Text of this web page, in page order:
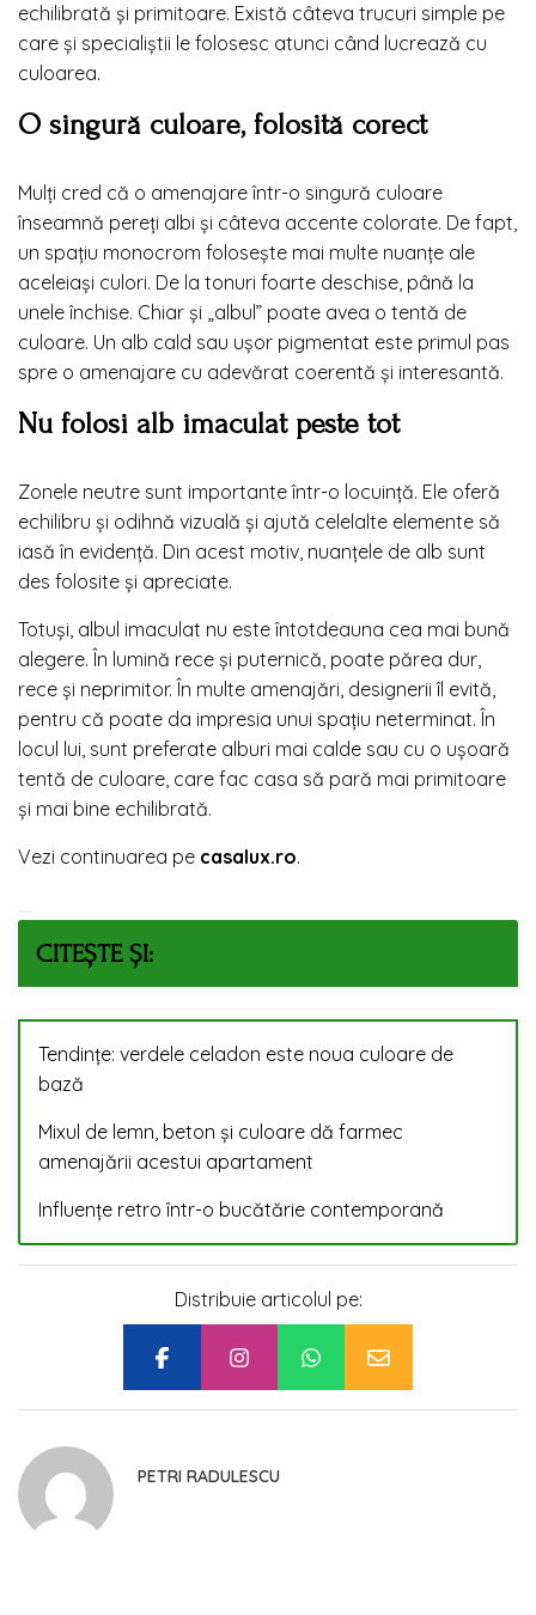
echilibrată și primitoare. Există câteva trucuri simple pe
care și specialiștii le folosesc atunci când lucrează cu
culoarea.
O singură culoare, folosită corect
Mulți cred că o amenajare într-o singură culoare
înseamnă pereți albi și câteva accente colorate. De fapt,
un spațiu monocrom folosește mai multe nuanțe ale
aceleiași culori. De la tonuri foarte deschise, până la
unele închise. Chiar și „albul” poate avea o tentă de
culoare. Un alb cald sau ușor pigmentat este primul pas
spre o amenajare cu adevărat coerentă și interesantă.
Nu folosi alb imaculat peste tot
Zonele neutre sunt importante într-o locuință. Ele oferă
echilibru și odihnă vizuală și ajută celelalte elemente să
iasă în evidență. Din acest motiv, nuanțele de alb sunt
des folosite și apreciate.
Totuși, albul imaculat nu este întotdeauna cea mai bună
alegere. În lumină rece și puternică, poate părea dur,
rece și neprimitor. În multe amenajări, designerii îl evită,
pentru că poate da impresia unui spațiu neterminat. În
locul lui, sunt preferate alburi mai calde sau cu o ușoară
tentă de culoare, care fac casa să pară mai primitoare
și mai bine echilibrată.
Vezi continuarea pe casalux.ro.
CITEȘTE ȘI:
Tendințe: verdele celadon este noua culoare de
bază
Mixul de lemn, beton și culoare dă farmec
amenajării acestui apartament
Influențe retro într-o bucătărie contemporană
Distribuie articolul pe:
PETRI RADULESCU